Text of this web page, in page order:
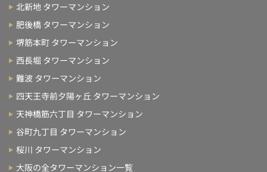
北新地 タワーマンション
肥後橋 タワーマンション
堺筋本町 タワーマンション
西長堀 タワーマンション
難波 タワーマンション
四天王寺前夕陽ヶ丘 タワーマンション
天神橋筋六丁目 タワーマンション
谷町九丁目 タワーマンション
桜川 タワーマンション
大阪の全タワーマンション一覧